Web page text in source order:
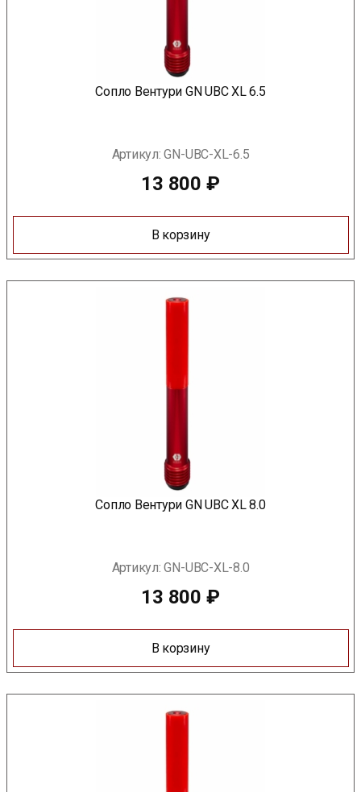
Сопло Вентури GN UBC XL 6.5
Артикул:GN-UBC-XL-6.5
13 800 ₽
В корзину
Сопло Вентури GN UBC XL 8.0
Артикул:GN-UBC-XL-8.0
13 800 ₽
В корзину